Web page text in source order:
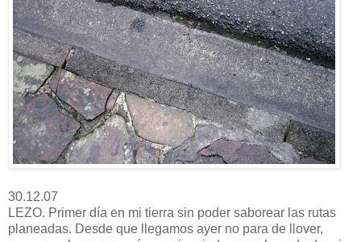
30.12.07
LEZO. Primer día en mi tierra sin poder saborear las rutas
planeadas. Desde que llegamos ayer no para de llover,